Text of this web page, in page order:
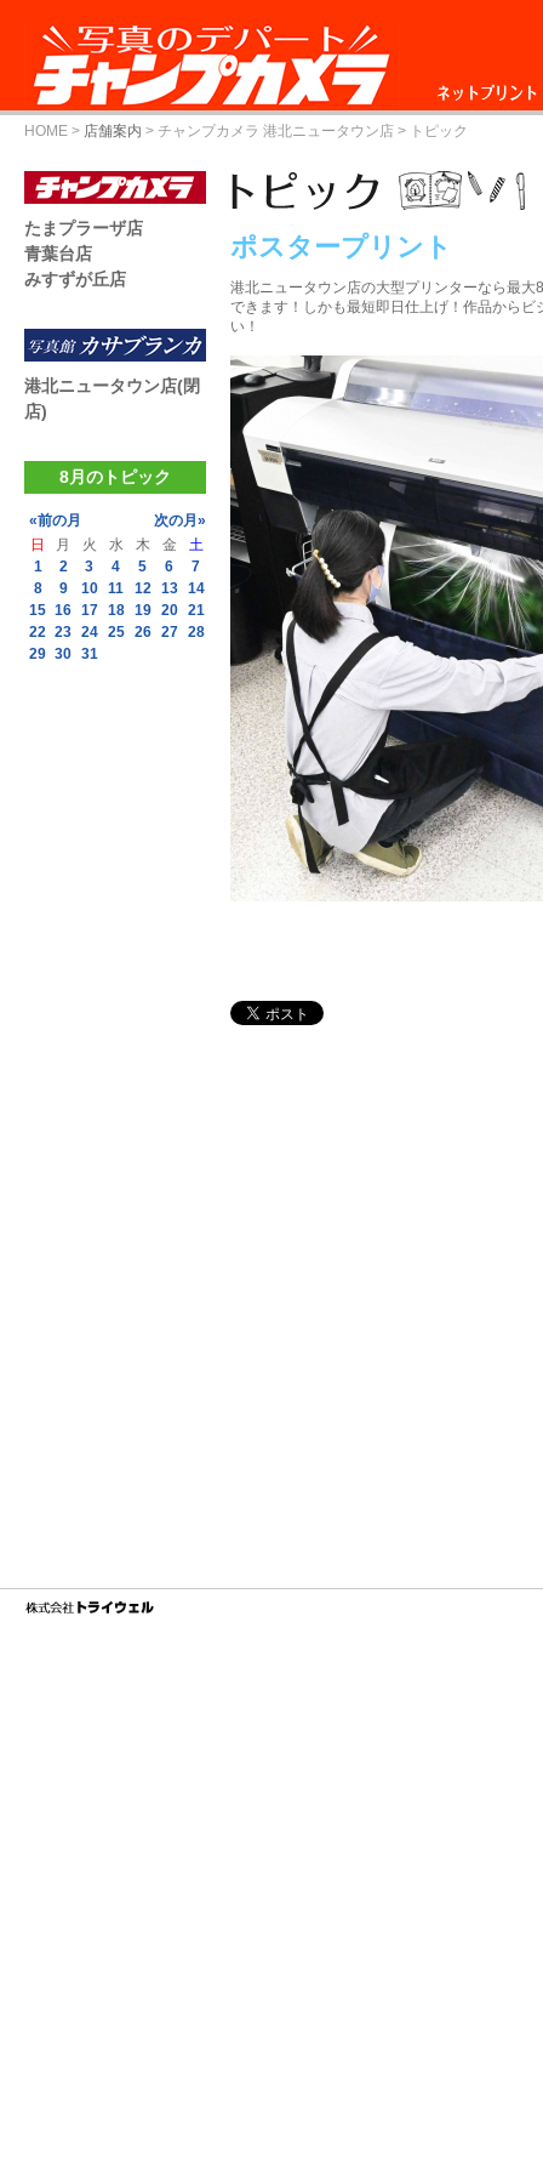
ネットプリント
HOME > 店舗案内 > チャンプカメラ 港北ニュータウン店 > トピック
ポスタープリント
港北ニュータウン店の大型プリンターなら最
できます！しかも最短即日仕上げ！作品から
い！
たまプラーザ店
青葉台店
みすずが丘店
港北ニュータウン店(閉
店)
8月のトピック
«前の月
次の月»
日
月 火 水 木 金
土
1
2 3 4 5 6
7
8
9 10 11 12 13 14
15 16 17 18 19 20 21
22 23 24 25 26 27 28
29 30 31